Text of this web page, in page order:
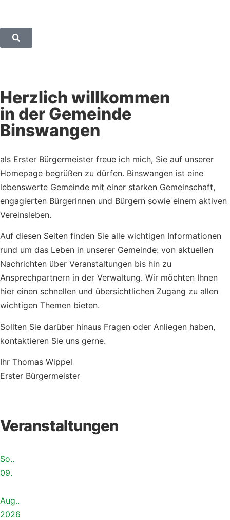
Herzlich willkommen
in der Gemeinde
Binswangen
als Erster Bürgermeister freue ich mich, Sie auf unserer
Homepage begrüßen zu dürfen. Binswangen ist eine
lebenswerte Gemeinde mit einer starken Gemeinschaft,
engagierten Bürgerinnen und Bürgern sowie einem aktiven
Vereinsleben.
Auf diesen Seiten finden Sie alle wichtigen Informationen
rund um das Leben in unserer Gemeinde: von aktuellen
Nachrichten über Veranstaltungen bis hin zu
Ansprechpartnern in der Verwaltung. Wir möchten Ihnen
hier einen schnellen und übersichtlichen Zugang zu allen
wichtigen Themen bieten.
Sollten Sie darüber hinaus Fragen oder Anliegen haben,
kontaktieren Sie uns gerne.
Ihr Thomas Wippel
Erster Bürgermeister
Veranstaltungen
So..
09.
Aug..
2026